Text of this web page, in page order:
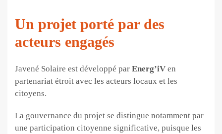
Un projet porté par des
acteurs engagés
Javené Solaire est développé par Energ’iV en
partenariat étroit avec les acteurs locaux et les
citoyens.
La gouvernance du projet se distingue notamment par
une participation citoyenne significative, puisque les